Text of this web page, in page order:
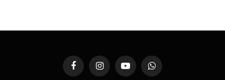
FacebookInstagramYouTubeWhatsApp